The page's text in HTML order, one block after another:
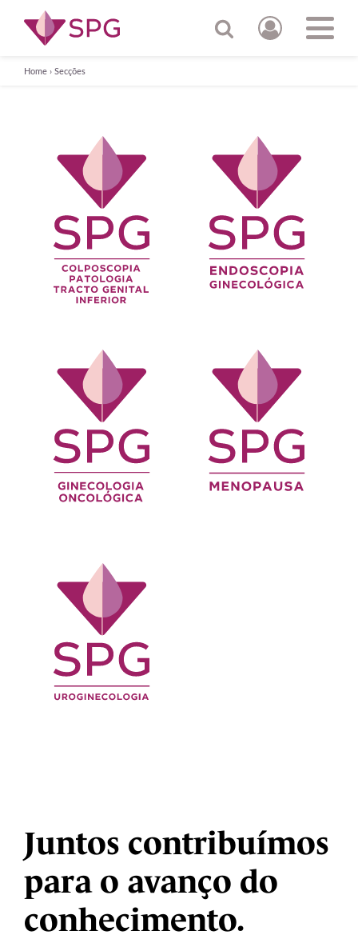
Home › Secções
Juntos contribuímos
para o avanço do
conhecimento.